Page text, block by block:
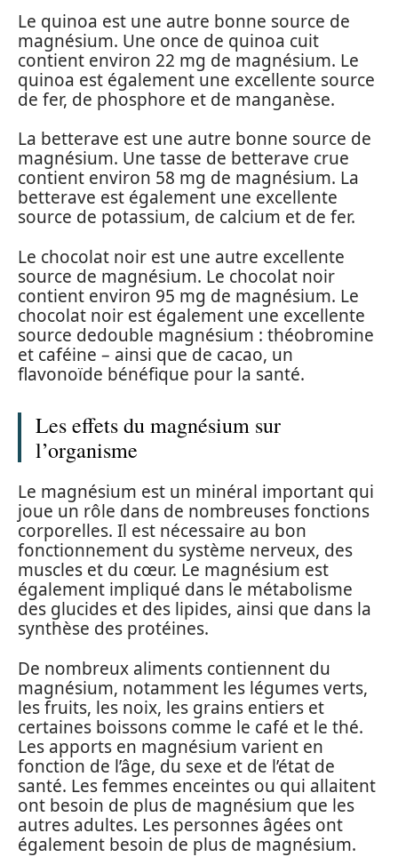
Le quinoa est une autre bonne source de
magnésium. Une once de quinoa cuit
contient environ 22 mg de magnésium. Le
quinoa est également une excellente source
de fer, de phosphore et de manganèse.
La betterave est une autre bonne source de
magnésium. Une tasse de betterave crue
contient environ 58 mg de magnésium. La
betterave est également une excellente
source de potassium, de calcium et de fer.
Le chocolat noir est une autre excellente
source de magnésium. Le chocolat noir
contient environ 95 mg de magnésium. Le
chocolat noir est également une excellente
source dedouble magnésium : théobromine
et caféine – ainsi que de cacao, un
flavonoïde bénéfique pour la santé.
Les effets du magnésium sur
l’organisme
Le magnésium est un minéral important qui
joue un rôle dans de nombreuses fonctions
corporelles. Il est nécessaire au bon
fonctionnement du système nerveux, des
muscles et du cœur. Le magnésium est
également impliqué dans le métabolisme
des glucides et des lipides, ainsi que dans la
synthèse des protéines.
De nombreux aliments contiennent du
magnésium, notamment les légumes verts,
les fruits, les noix, les grains entiers et
certaines boissons comme le café et le thé.
Les apports en magnésium varient en
fonction de l’âge, du sexe et de l’état de
santé. Les femmes enceintes ou qui allaitent
ont besoin de plus de magnésium que les
autres adultes. Les personnes âgées ont
également besoin de plus de magnésium.